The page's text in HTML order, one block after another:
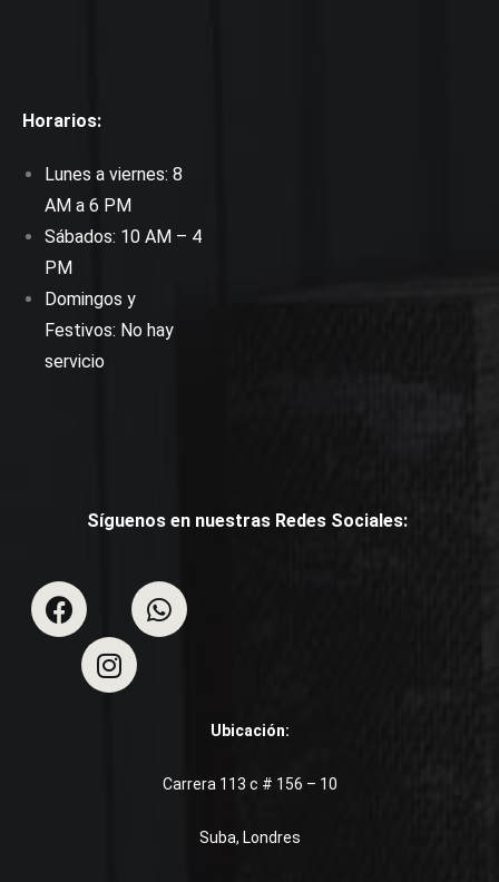
Horarios:
Lunes a viernes: 8
AM a 6 PM
Sábados: 10 AM – 4
PM
Domingos y
Festivos: No hay
servicio
Síguenos en nuestras Redes Sociales:
Ubicación:
Carrera 113 c # 156 – 10
Suba, Londres